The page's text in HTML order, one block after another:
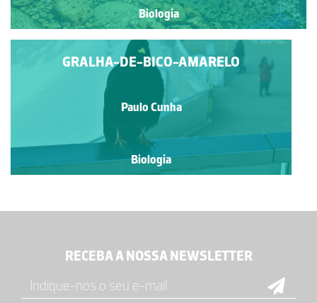
Biologia
GRALHA-DE-BICO-AMARELO
Paulo Cunha
Biologia
RECEBA A NOSSA NEWSLETTER